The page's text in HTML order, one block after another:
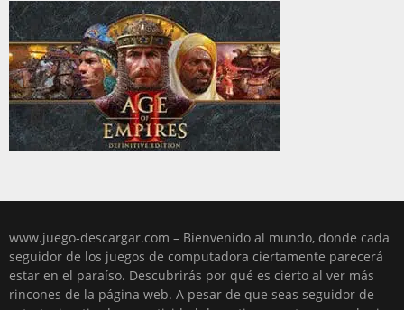
www.juego-descargar.com – Bienvenido al mundo, donde cada
seguidor de los juegos de computadora ciertamente parecerá
estar en el paraíso. Descubrirás por qué es cierto al ver más
rincones de la página web. A pesar de que seas seguidor de